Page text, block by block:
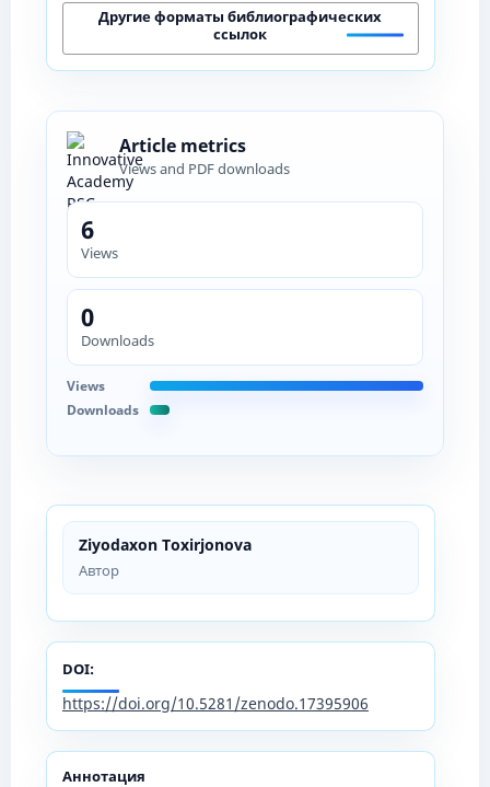
Ziyodaxon Toxirjonova
Автор
DOI:
https://doi.org/10.5281/zenodo.17395906
Аннотация
Другие форматы библиографических
ссылок
Article metrics
Views and PDF downloads
6
Views
0
Downloads
Views
Downloads